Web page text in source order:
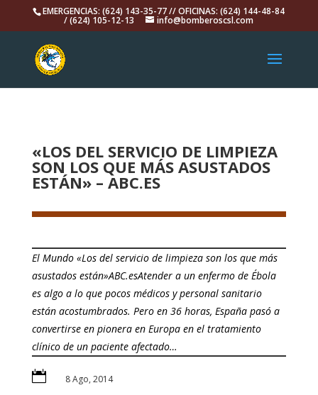
EMERGENCIAS: (624) 143-35-77 // OFICINAS: (624) 144-48-84
/ (624) 105-12-13 info@bomberoscsl.com
«LOS DEL SERVICIO DE LIMPIEZA
SON LOS QUE MÁS ASUSTADOS
ESTÁN» – ABC.ES
El Mundo «Los del servicio de limpieza son los que más
asustados están»ABC.esAtender a un enfermo de Ébola
es algo a lo que pocos médicos y personal sanitario
están acostumbrados. Pero en 36 horas, España pasó a
convertirse en pionera en Europa en el tratamiento
clínico de un paciente afectado…
 8 Ago, 2014